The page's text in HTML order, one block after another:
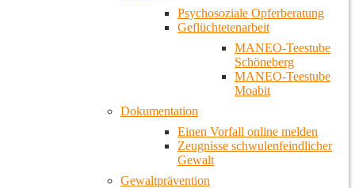
Psychosoziale Opferberatung
Geflüchtetenarbeit
MANEO-Teestube
Schöneberg
MANEO-Teestube
Moabit
Dokumentation
Einen Vorfall online melden
Zeugnisse schwulenfeindlicher
Gewalt
Gewaltprävention